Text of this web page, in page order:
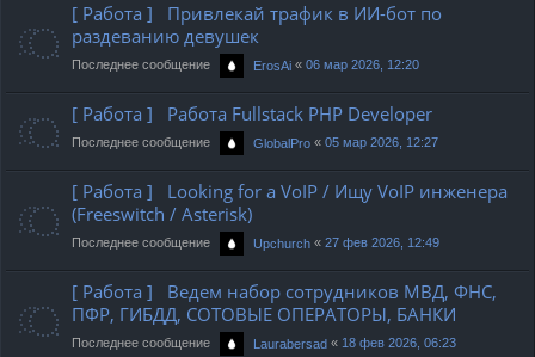
[ Работа ] Привлекай трафик в ИИ-бот по
раздеванию девушек
Последнее сообщение ErosAi « 06 мар 2026, 12:20
[ Работа ] Работа Fullstack PHP Developer
Последнее сообщение GlobalPro « 05 мар 2026, 12:27
[ Работа ] Looking for a VoIP / Ищу VoIP инженера
(Freeswitch / Asterisk)
Последнее сообщение Upchurch « 27 фев 2026, 12:49
[ Работа ] Ведем набор сотрудников МВД, ФНС,
ПФР, ГИБДД, СОТОВЫЕ ОПЕРАТОРЫ, БАНКИ
Последнее сообщение Laurabersad « 18 фев 2026, 06:23